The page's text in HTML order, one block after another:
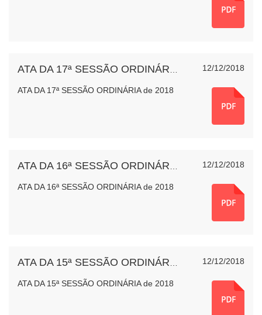
12/12/2018
ATA DA 17ª SESSÃO ORDINÁRIA de 2018
12/12/2018
ATA DA 16ª SESSÃO ORDINÁRIA de 2018
12/12/2018
ATA DA 15ª SESSÃO ORDINÁRIA de 2018